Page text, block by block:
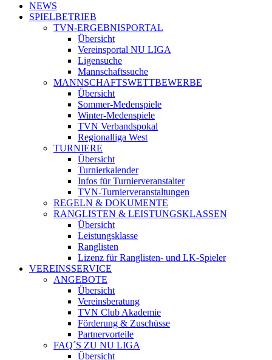
NEWS
SPIELBETRIEB
TVN-ERGEBNISPORTAL
Übersicht
Vereinsportal NU LIGA
Ligensuche
Mannschaftssuche
MANNSCHAFTSWETTBEWERBE
Übersicht
Sommer-Medenspiele
Winter-Medenspiele
TVN Verbandspokal
Regionalliga West
TURNIERE
Übersicht
Turnierkalender
Infos für Turnierveranstalter
TVN-Turnierveranstaltungen
REGELN & DOKUMENTE
RANGLISTEN & LEISTUNGSKLASSEN
Übersicht
Leistungsklasse
Ranglisten
Lizenz für Ranglisten- und LK-Spieler
VEREINSSERVICE
ANGEBOTE
Übersicht
Vereinsberatung
TVN Club Akademie
Förderung & Zuschüsse
Partnervorteile
FAQ´S ZU NU LIGA
Übersicht